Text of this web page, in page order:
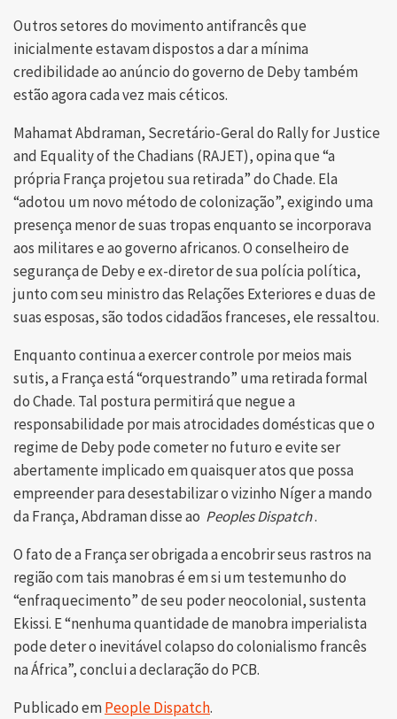
Outros setores do movimento antifrancês que
inicialmente estavam dispostos a dar a mínima
credibilidade ao anúncio do governo de Deby também
estão agora cada vez mais céticos.
Mahamat Abdraman, Secretário-Geral do Rally for Justice
and Equality of the Chadians (RAJET), opina que “a
própria França projetou sua retirada” do Chade. Ela
“adotou um novo método de colonização”, exigindo uma
presença menor de suas tropas enquanto se incorporava
aos militares e ao governo africanos. O conselheiro de
segurança de Deby e ex-diretor de sua polícia política,
junto com seu ministro das Relações Exteriores e duas de
suas esposas, são todos cidadãos franceses, ele ressaltou.
Enquanto continua a exercer controle por meios mais
sutis, a França está “orquestrando” uma retirada formal
do Chade. Tal postura permitirá que negue a
responsabilidade por mais atrocidades domésticas que o
regime de Deby pode cometer no futuro e evite ser
abertamente implicado em quaisquer atos que possa
empreender para desestabilizar o vizinho Níger a mando
da França, Abdraman disse ao Peoples Dispatch.
O fato de a França ser obrigada a encobrir seus rastros na
região com tais manobras é em si um testemunho do
“enfraquecimento” de seu poder neocolonial, sustenta
Ekissi. E “nenhuma quantidade de manobra imperialista
pode deter o inevitável colapso do colonialismo francês
na África”, conclui a declaração do PCB.
Publicado emPeople Dispatch.